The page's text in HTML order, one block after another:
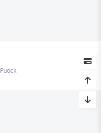
Puock